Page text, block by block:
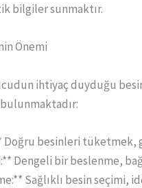
bilgiler sunmaktır.
Önemi
ihtiyaç duyduğu
Doğru besinleri tüketmek,
Dengeli bir beslenme,
Sağlıklı besin seçimi,